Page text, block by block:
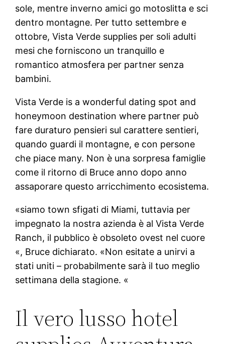
sole, mentre inverno amici go motoslitta e sci
dentro montagne. Per tutto settembre e
ottobre, Vista Verde supplies per soli adulti
mesi che forniscono un tranquillo e
romantico atmosfera per partner senza
bambini.
Vista Verde is a wonderful dating spot and
honeymoon destination where partner può
fare duraturo pensieri sul carattere sentieri,
quando guardi il montagne, e con persone
che piace many. Non è una sorpresa famiglie
come il ritorno di Bruce anno dopo anno
assaporare questo arricchimento ecosistema.
«siamo town sfigati di Miami, tuttavia per
impegnato la nostra azienda è al Vista Verde
Ranch, il pubblico è obsoleto ovest nel cuore
«, Bruce dichiarato. «Non esitate a unirvi a
stati uniti – probabilmente sarà il tuo meglio
settimana della stagione. «
Il vero lusso hotel